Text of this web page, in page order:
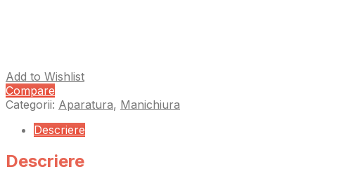
Add to Wishlist
Compare
Categorii: Aparatura, Manichiura
Descriere
Descriere